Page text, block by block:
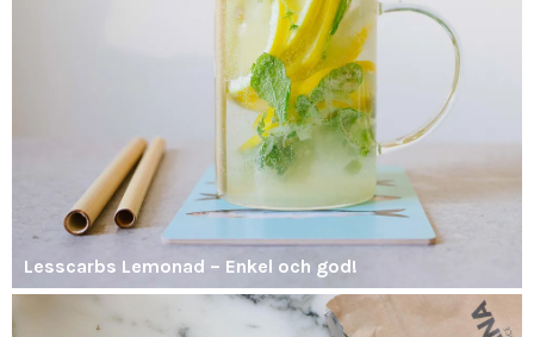
Lesscarbs Lemonad – Enkel och god!